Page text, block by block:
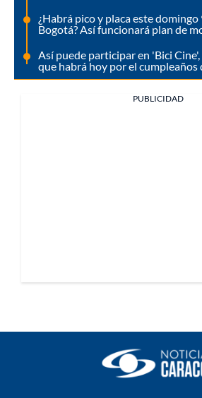
¿Habrá pico y placa este domingo
Bogotá? Así funcionará plan de
Así puede participar en 'Bici
que habrá hoy por el cumpleaños
PUBLICIDAD